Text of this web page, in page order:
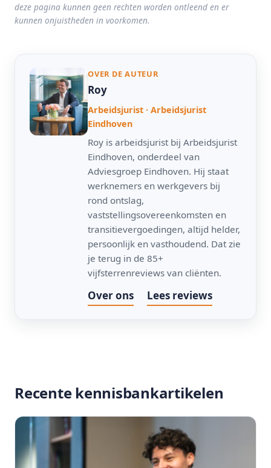
deze pagina kunnen geen rechten worden ontleend en er
kunnen onjuistheden in voorkomen.
OVER DE AUTEUR
Roy
Arbeidsjurist · Arbeidsjurist
Eindhoven
Roy is arbeidsjurist bij Arbeidsjurist
Eindhoven, onderdeel van
Adviesgroep Eindhoven. Hij staat
werknemers en werkgevers bij
rond ontslag,
vaststellingsovereenkomsten en
transitievergoedingen, altijd helder,
persoonlijk en vasthoudend. Dat zie
je terug in de 85+
vijfsterrenreviews van cliënten.
Over ons Lees reviews
Recente kennisbankartikelen